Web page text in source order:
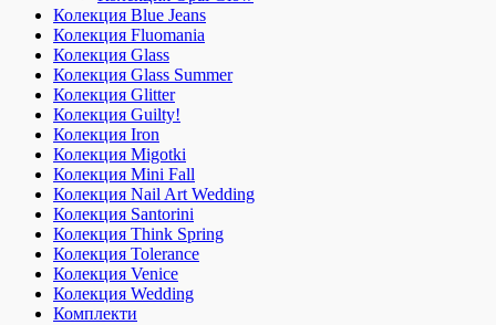
Колекция Blue Jeans
Колекция Fluomania
Колекция Glass
Колекция Glass Summer
Колекция Glitter
Колекция Guilty!
Колекция Iron
Колекция Migotki
Колекция Mini Fall
Колекция Nail Art Wedding
Колекция Santorini
Колекция Think Spring
Колекция Tolerance
Колекция Venice
Колекция Wedding
Комплекти